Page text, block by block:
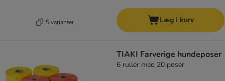
5 varianter Læg i kurv
TIAKI Farverige hundeposer
6 ruller med 20 poser